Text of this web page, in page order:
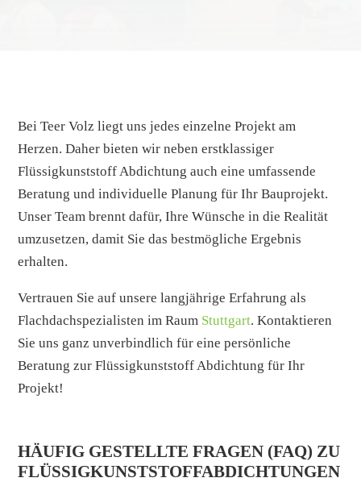
Bei Teer Volz liegt uns jedes einzelne Projekt am
Herzen. Daher bieten wir neben erstklassiger
Flüssigkunststoff Abdichtung auch eine umfassende
Beratung und individuelle Planung für Ihr Bauprojekt.
Unser Team brennt dafür, Ihre Wünsche in die Realität
umzusetzen, damit Sie das bestmögliche Ergebnis
erhalten.
Vertrauen Sie auf unsere langjährige Erfahrung als
Flachdachspezialisten im Raum Stuttgart. Kontaktieren
Sie uns ganz unverbindlich für eine persönliche
Beratung zur Flüssigkunststoff Abdichtung für Ihr
Projekt!
HÄUFIG GESTELLTE FRAGEN (FAQ) ZU
FLÜSSIGKUNSTSTOFF­ABDICHTUNGEN